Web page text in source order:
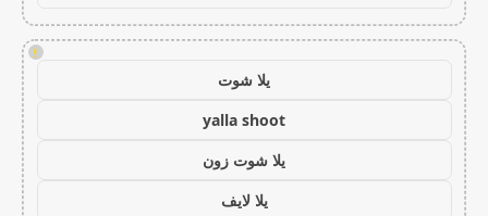
!
يلا شوت
yalla shoot
يلا شوت زون
يلا لايف